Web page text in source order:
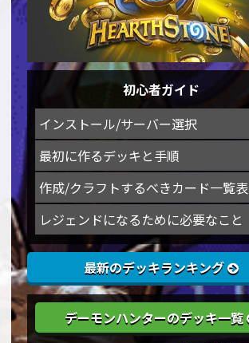
初心者ガイド
インストール/サーバー選択
最初に作るデッキと手順
作成/クラフトするべきカード一覧表
レジェンドになるために必要なこと
最新のデッキランキング
デーモンハンターのデッキ一覧